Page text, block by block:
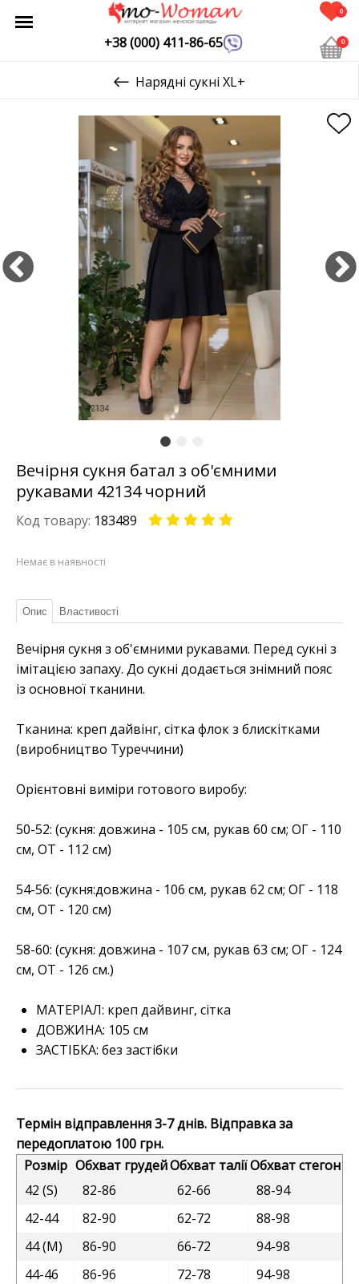
+38 (000) 411-86-65
0
0
Нарядні сукні XL+
Вечірня сукня батал з об'ємними
рукавами 42134 чорний
Код товару: 183489
Немає в наявності
Опис Властивості
Вечірня сукня з об'ємними рукавами. Перед сукні з
імітацією запаху. До сукні додається знімний пояс
із основної тканини.
Тканина: креп дайвінг, сітка флок з блискітками
(виробництво Туреччини)
Орієнтовні виміри готового виробу:
50-52: (сукня: довжина - 105 см, рукав 60 см; ОГ - 110
см, ОТ - 112 см)
54-56: (сукня:довжина - 106 см, рукав 62 см; ОГ - 118
см, ОТ - 120 см)
58-60: (сукня: довжина - 107 см, рукав 63 см; ОГ - 124
см, ОТ - 126 см.)
МАТЕРІАЛ: креп дайвинг, сітка
ДОВЖИНА: 105 см
ЗАСТІБКА: без застібки
Термін відправлення 3-7 днів. Відправка за
передоплатою 100 грн.
Розмір Обхват грудейОбхват талії Обхват стегон
42 (S)
82-86 62-66
88-94
42-44
82-90 62-72
88-98
44 (M)
86-90 66-72
94-98
44-46
86-96 72-78
94-98